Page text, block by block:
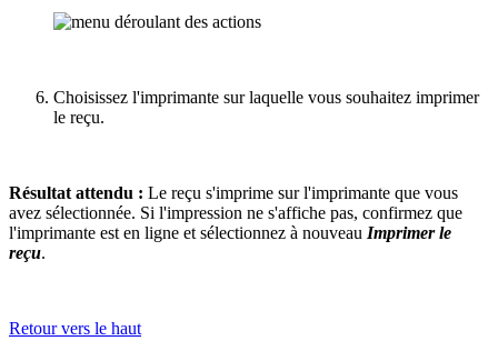
Choisissez l'imprimante sur laquelle vous souhaitez imprimer
le reçu.
Résultat attendu : Le reçu s'imprime sur l'imprimante que vous
avez sélectionnée. Si l'impression ne s'affiche pas, confirmez que
l'imprimante est en ligne et sélectionnez à nouveau Imprimer le
reçu.
Retour vers le haut